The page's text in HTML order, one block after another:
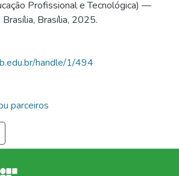
Profissional e Tecnológica) —
Brasília, 2025.
handle/1/494
parceiros